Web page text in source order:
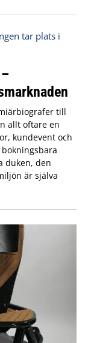
till
allt oftare en
kundevent och
duken, den
är själva